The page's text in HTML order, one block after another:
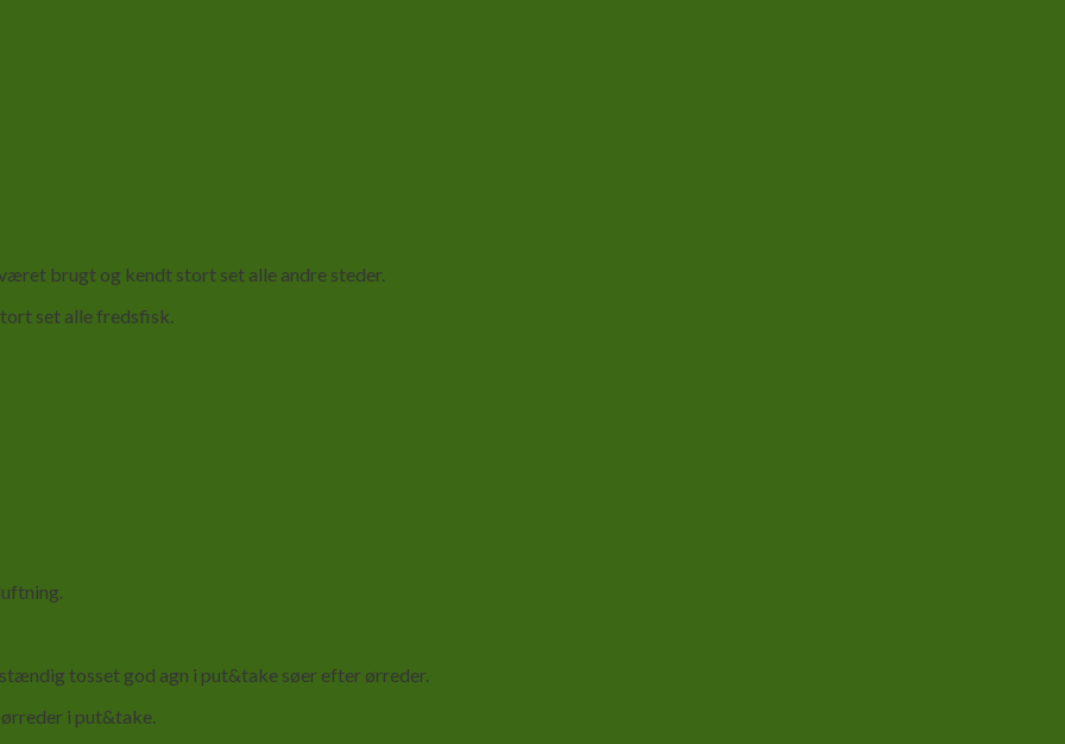
brugt og kendt stort set alle andre steder.
set alle fredsfisk.
tosset god agn i put&take søer efter ørreder.
i put&take.